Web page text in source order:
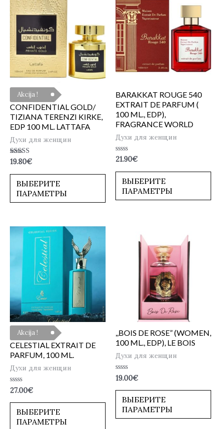
Akcija !
CONFIDENTIAL GOLD/
TIZIANA TERENZI KIRKE,
EDP 100 ML. LATTAFA
Духи для женщин
Оценка
из 5
19.80€
ВЫБЕРИТЕ
ПАРАМЕТРЫ
BARAKKAT ROUGE 540
EXTRAIT DE PARFUM (
100 ML., EDP),
FRAGRANCE WORLD
Духи для женщин
Оценка
из
21.90€
ВЫБЕРИТЕ
ПАРАМЕТРЫ
Akcija !
CELESTIAL EXTRAIT DE
PARFUM, 100 ML.
Духи для женщин
Оценка
0
из
27.00€
ВЫБЕРИТЕ
ПАРАМЕТРЫ
,,BOIS DE ROSE” (WOMEN,
100 ML., EDP), LE BOIS
Духи для женщин
Оценка
0
из
19.00€
ВЫБЕРИТЕ
ПАРАМЕТРЫ